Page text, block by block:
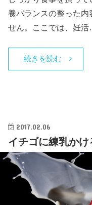
養バランスの整った内
せん。ここでは、妊活
続きを読む
2017.02.06
イチゴに練乳か